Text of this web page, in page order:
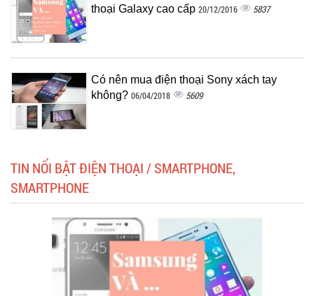
thoại Galaxy cao cấp 20/12/2016 5837
Có nên mua điện thoại Sony xách tay
không? 06/04/2018 5609
TIN NỔI BẬT ĐIỆN THOẠI / SMARTPHONE,
SMARTPHONE